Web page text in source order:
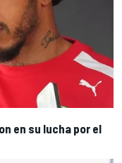
en su lucha por el